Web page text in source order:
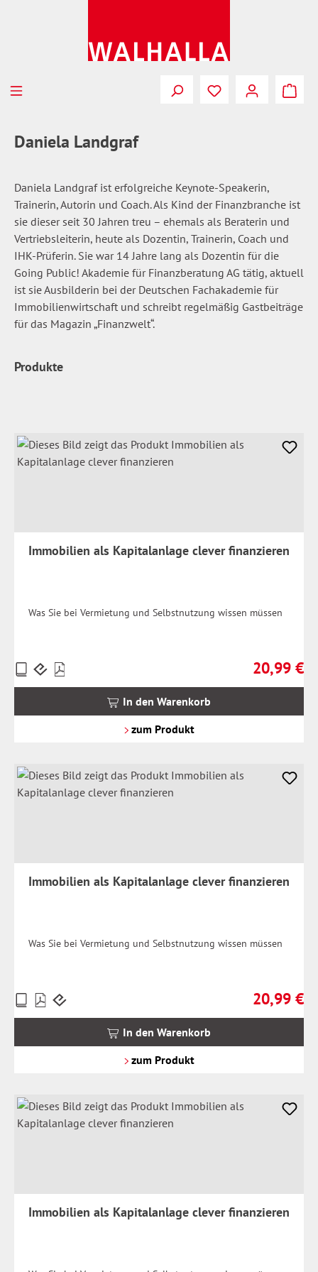
Du hast 0
Daniela Landgraf
Daniela Landgraf ist erfolgreiche Keynote-Speakerin,
Trainerin, Autorin und Coach. Als Kind der Finanzbranche ist
sie dieser seit 30 Jahren treu – ehemals als Beraterin und
Vertriebsleiterin, heute als Dozentin, Trainerin, Coach und
IHK-Prüferin. Sie war 14 Jahre lang als Dozentin für die
Going Public! Akademie für Finanzberatung AG tätig, aktuell
ist sie Ausbilderin bei der Deutschen Fachakademie für
Immobilienwirtschaft und schreibt regelmäßig Gastbeiträge
für das Magazin „Finanzwelt“.
Produkte
Immobilien als Kapitalanlage clever finanzieren
Was Sie bei Vermietung und Selbstnutzung wissen müssen
Regulärer
20,99 €
Preise
inkl.
In den Warenkorb
zum Produkt
Immobilien als Kapitalanlage clever finanzieren
Was Sie bei Vermietung und Selbstnutzung wissen müssen
Regulärer
20,99 €
Preise
inkl.
In den Warenkorb
zum Produkt
Immobilien als Kapitalanlage clever finanzieren